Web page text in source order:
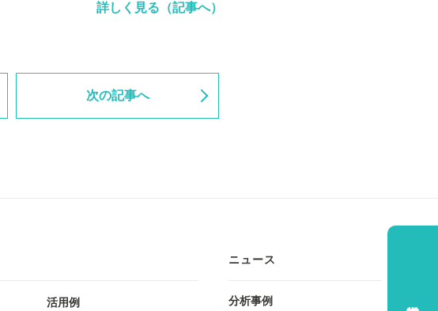
詳しく見る（記事へ）
次の記事へ
活用例
ニュース
分析事例